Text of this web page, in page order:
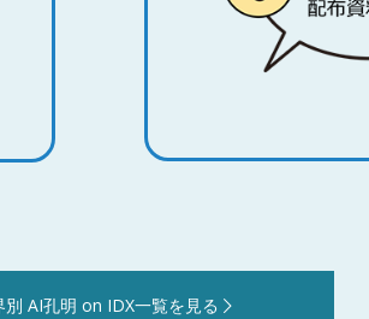
別 AI孔明 on IDX一覧を見る